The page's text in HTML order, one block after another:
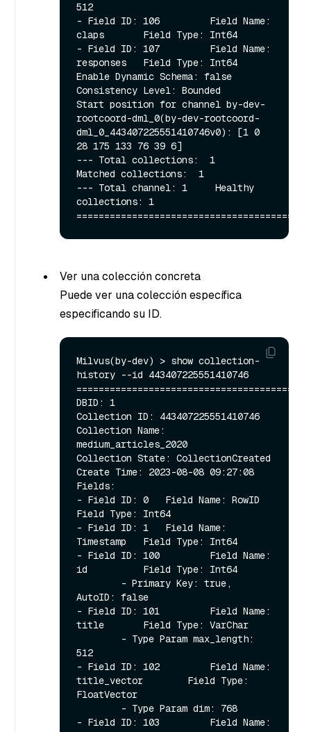
512
- Field ID: 106         Field Name:
claps       Field Type: Int64
- Field ID: 107         Field Name:
responses   Field Type: Int64
Enable Dynamic Schema: false
Consistency Level: Bounded
Start position for channel by-dev-
rootcoord-dml_0(by-dev-rootcoord-
dml_0_443407225551410746v0): [1 0
28 175 133 76 39 6]
--- Total collections:  1
Matched collections:  1
--- Total channel: 1     Healthy
collections: 1
Ver una colección concreta
Puede ver una colección específica
especificando su ID.
Milvus(by-dev) > show collection-
history --id 443407225551410746
DBID: 1
Collection ID: 443407225551410746
Collection Name:
medium_articles_2020
Collection State: CollectionCreated
Create Time: 2023-08-08 09:27:08
Fields:
- Field ID: 0   Field Name: RowID
Field Type: Int64
- Field ID: 1   Field Name:
Timestamp   Field Type: Int64
- Field ID: 100         Field Name:
id          Field Type: Int64
AutoID: false
- Field ID: 101         Field Name:
title       Field Type: VarChar
512
- Field ID: 102         Field Name:
title_vector        Field Type:
FloatVector
- Field ID: 103         Field Name: